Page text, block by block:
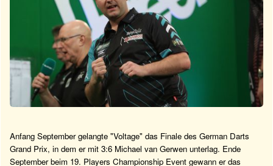
Anfang September gelangte "Voltage" das Finale des German Darts
Grand Prix, in dem er mit 3:6 Michael van Gerwen unterlag. Ende
September beim 19. Players Championship Event gewann er das